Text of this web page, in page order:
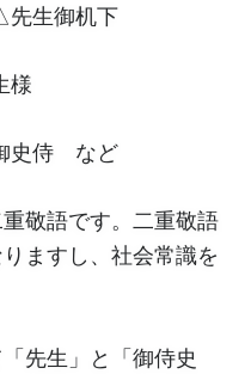
生御机下
様
史侍 など
敬語です。二重敬語
ますし、社会常識を
先生」と「御侍史